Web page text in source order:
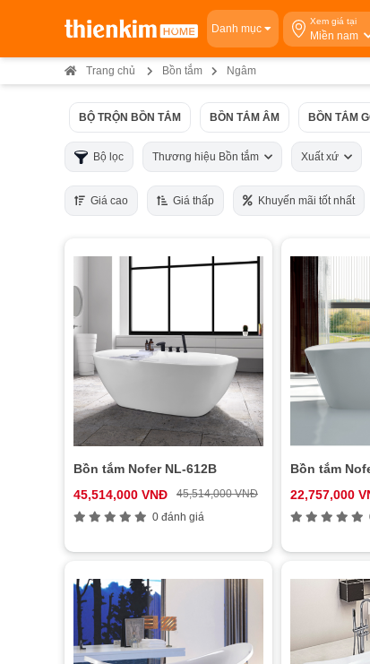
Danh mục
Xem giá tại
Miền nam
Trang chủ Bồn tắm Ngâm
BỘ TRỘN BỒN TẮM BỒN TẮM ÂM BỒN TẮM
Bộ lọc Thương hiệu Bồn tắm Xuất xứ
Giá cao Giá thấp Khuyến mãi tốt nhất
Bồn tắm Nofer NL-612B
45,514,000 VNĐ
45,514,000 VNĐ
0 đánh giá
Bồn tắm
22,757,000